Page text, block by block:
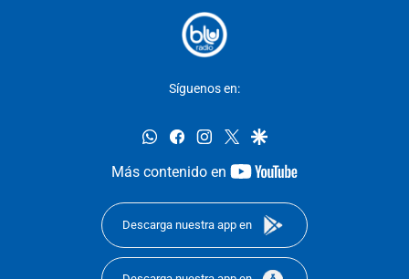
Síguenos en:
whatsappfacebookinstagram
twittergoogle
Más contenido en
youtube-
Descarga nuestra app en